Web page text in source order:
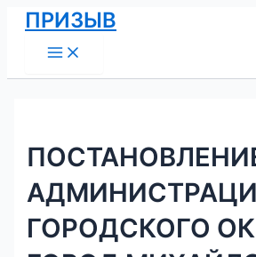
Перейти
содержимому
ПРИЗЫВ
Menu
ГОРОДСКОГО
Навигация
по
записям